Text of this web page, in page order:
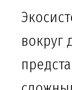
вокруг